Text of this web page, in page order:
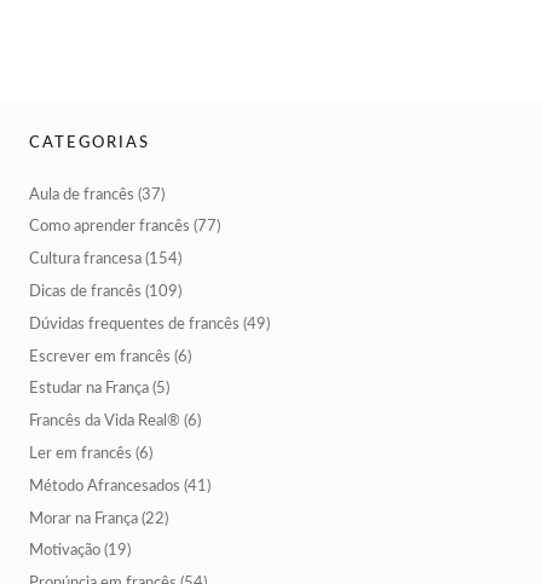
CATEGORIAS
Aula de francês (37)
Como aprender francês (77)
Cultura francesa (154)
Dicas de francês (109)
Dúvidas frequentes de francês (49)
Escrever em francês (6)
Estudar na França (5)
Francês da Vida Real® (6)
Ler em francês (6)
Método Afrancesados (41)
Morar na França (22)
Motivação (19)